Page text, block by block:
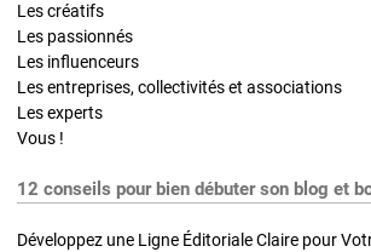
Les créatifs
Les passionnés
Les influenceurs
Les entreprises, collectivités et associations
Les experts
Vous !
12 conseils pour bien débuter son blog et
Développez une Ligne Éditoriale Claire pour